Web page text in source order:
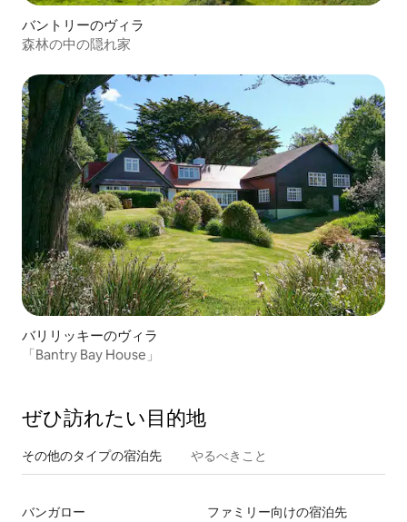
バントリーのヴィラ
森林の中の隠れ家
バリリッキーのヴィラ
「Bantry Bay House」
ぜひ訪⁠れ⁠た⁠い目⁠的⁠地
その他のタ⁠イ⁠プ⁠の宿⁠泊⁠先 やるべきこと
バンガロー
ファミリー向けの宿泊先